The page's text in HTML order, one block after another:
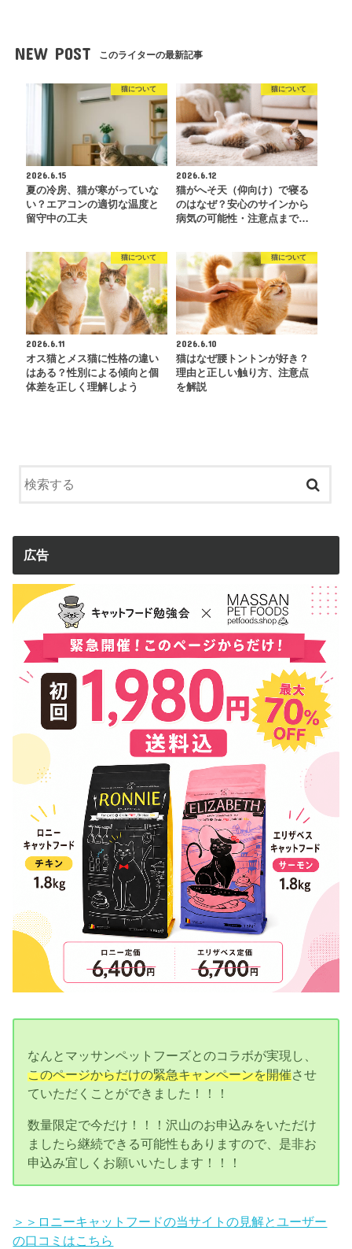
NEW POST このライターの最新記事
猫について
2026.6.15
夏の冷房、猫が寒がっていな
い？エアコンの適切な温度と
留守中の工夫
猫について
2026.6.12
猫がへそ天（仰向け）で寝る
のはなぜ？安心のサインから
病気の可能性・注意点まで…
猫について
2026.6.11
オス猫とメス猫に性格の違い
はある？性別による傾向と個
体差を正しく理解しよう
猫について
2026.6.10
猫はなぜ腰トントンが好き？
理由と正しい触り方、注意点
を解説
広告
なんとマッサンペットフーズとのコラボが実現し、
このページからだけの緊急キャンペーンを開催させ
ていただくことができました！！！
数量限定で今だけ！！！沢山のお申込みをいただけ
ましたら継続できる可能性もありますので、是非お
申込み宜しくお願いいたします！！！
＞＞ロニーキャットフードの当サイトの見解とユーザー
の口コミはこちら